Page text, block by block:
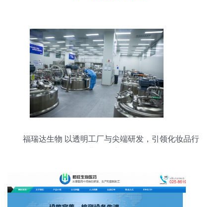
福瑞达生物 以透明工厂与尖端研发，引领化妆品行